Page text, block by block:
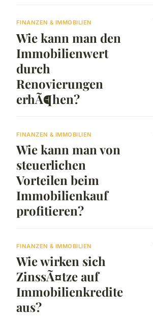
FINANZEN & IMMOBILIEN
Wie kann man den
Immobilienwert
durch
Renovierungen
erhÃ¶hen?
FINANZEN & IMMOBILIEN
Wie kann man von
steuerlichen
Vorteilen beim
Immobilienkauf
profitieren?
FINANZEN & IMMOBILIEN
Wie wirken sich
ZinssÃ¤tze auf
Immobilienkredite
aus?